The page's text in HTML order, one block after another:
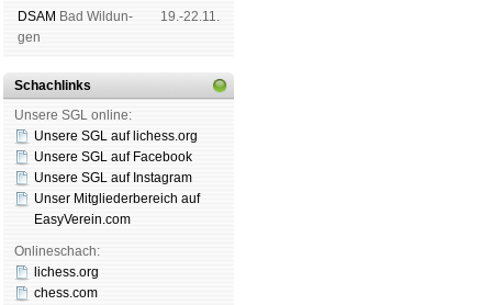
DSAM Bad Wil­dun­
gen
19.-22.11.
Schachlinks
Unsere SGL online:
Unsere SGL auf li­chess.org
Unsere SGL auf Face­book
Unsere SGL auf Insta­gram
Unser Mitgliederbereich auf
EasyVerein.com
Onlineschach:
lichess.org
chess.com